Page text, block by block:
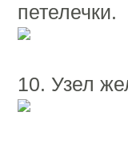
петелечки.
10. Узел